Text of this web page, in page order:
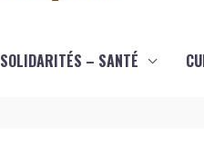
SOLIDARITÉS – SANTÉ